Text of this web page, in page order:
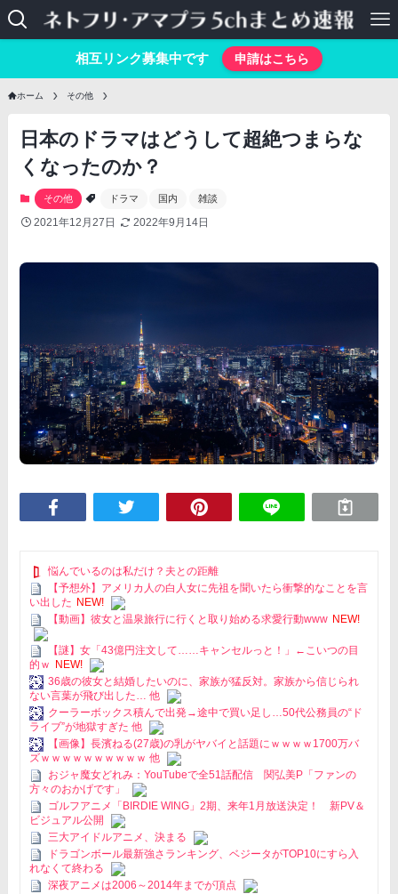
相互リンク募集中です 申請はこちら
ホーム その他
日本のドラマはどうして超絶つまらな
くなったのか？
その他 ドラマ 国内 雑談
2021年12月27日 2022年9月14日
悩んでいるのは私だけ？夫との距離
【予想外】アメリカ人の白人女に先祖を聞いたら衝撃的なことを言
い出した NEW!
【動画】彼女と温泉旅行に行くと取り始める求愛行動www NEW!
【謎】女「43億円注文して……キャンセルっと！」←こいつの目
的ｗ NEW!
36歳の彼女と結婚したいのに、家族が猛反対。家族から信じられ
ない言葉が飛び出した… 他
クーラーボックス積んで出発→途中で買い足し…50代公務員の“ド
ライブ”が地獄すぎた 他
【画像】長濱ねる(27歳)の乳がヤバイと話題にｗｗｗｗ1700万バ
ズｗｗｗｗｗｗｗｗｗｗ 他
おジャ魔女どれみ：YouTubeで全51話配信 関弘美P「ファンの
方々のおかげです」
ゴルフアニメ「BIRDIE WING」2期、来年1月放送決定！ 新PV＆
ビジュアル公開
三大アイドルアニメ、決まる
ドラゴンボール最新強さランキング、ベジータがTOP10にすら入
れなくて終わる
深夜アニメは2006～2014年までが頂点